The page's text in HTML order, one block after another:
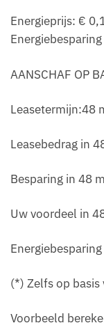
Energieprijs: €
AANSCHAF OP
Leasetermijn:48
Leasebedrag in
Besparing in 48
Uw voordeel in
(*) Zelfs op basis
Voorbeeld